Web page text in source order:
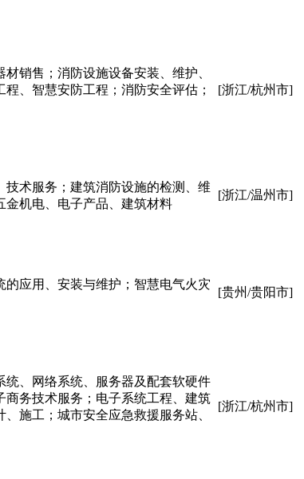
销售；消防设施设备安装、维护、
、智慧安防工程；消防安全评估；
[浙江/杭州市]
术服务；建筑消防设施的检测、维
金机电、电子产品、建筑材料
[浙江/温州市]
应用、安装与维护；智慧电气火灾
[贵州/贵阳市]
、网络系统、服务器及配套软硬件
务技术服务；电子系统工程、建筑
施工；城市安全应急救援服务站、
[浙江/杭州市]